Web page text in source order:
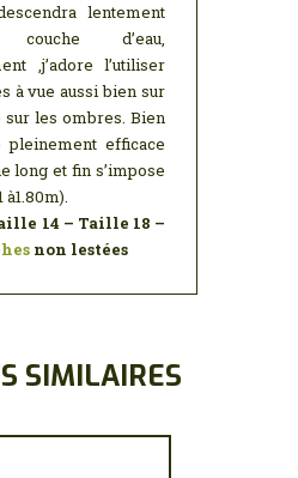
lentement
d’eau,
,j’adore l’utiliser
à vue aussi bien sur
sur les ombres. Bien
efficace
long et fin s’impose
à1.80m).
14 – Taille 18 –
non lestées
SIMILAIRES